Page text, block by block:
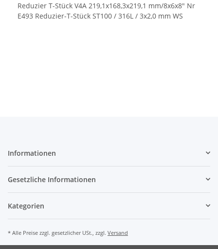
Reduzier T-Stück V4A 219,1x168,3x219,1 mm/8x6x8" Nr
E493 Reduzier-T-Stück ST100 / 316L / 3x2,0 mm WS
Informationen
Gesetzliche Informationen
Kategorien
* Alle Preise zzgl. gesetzlicher USt., zzgl. Versand